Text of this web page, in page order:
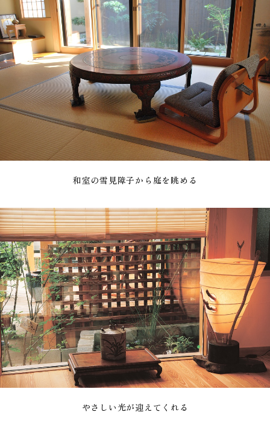
和室の雪見障子から庭を眺める
やさしい光が迎えてくれる